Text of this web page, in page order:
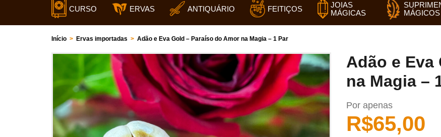
CURSO ERVAS ANTIQUÁRIO FEITIÇOS
JOIAS
MÁGICAS
MÁGICOS
Início > Ervas importadas > Adão e Eva Gold – Paraíso do Amor na Magia – 1 Par
Adão e Eva
na Magia –
Por apenas
R$65,00